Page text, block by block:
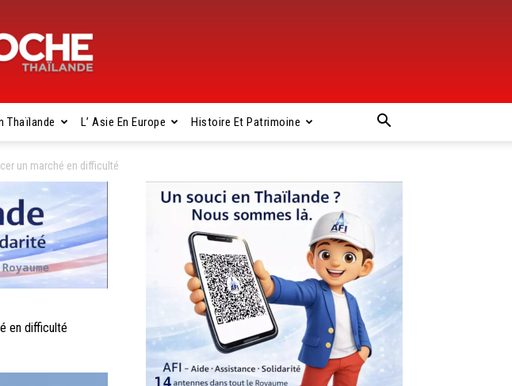
Thaïlande L’ Asie En Europe Histoire Et Patrimoine
un marché en difficulté
en difficulté